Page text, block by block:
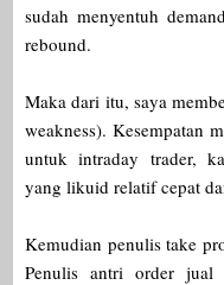
sudah menyentuh
rebound.
Maka dari itu, saya
weakness). Kesempatan
untuk intraday trader,
yang likuid relatif cepat
Kemudian penulis take
Penulis antri order